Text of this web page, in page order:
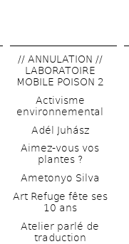
// ANNULATION //
LABORATOIRE
MOBILE POISON 2
Activisme
environnemental
Adél Juhász
Aimez-vous vos
plantes ?
Ametonyo Silva
Art Refuge fête ses
10 ans
Atelier parlé de
traduction